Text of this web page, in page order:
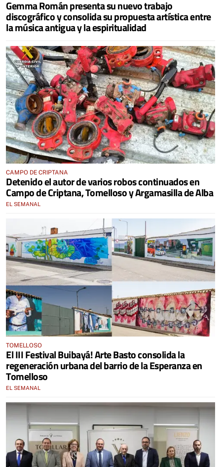
Gemma Román presenta su nuevo trabajo
discográfico y consolida su propuesta artística entre
la música antigua y la espiritualidad
CAMPO DE CRIPTANA
Detenido el autor de varios robos continuados en
Campo de Criptana, Tomelloso y Argamasilla de Alba
EL SEMANAL
TOMELLOSO
El III Festival Buibayá! Arte Basto consolida la
regeneración urbana del barrio de la Esperanza en
Tomelloso
EL SEMANAL